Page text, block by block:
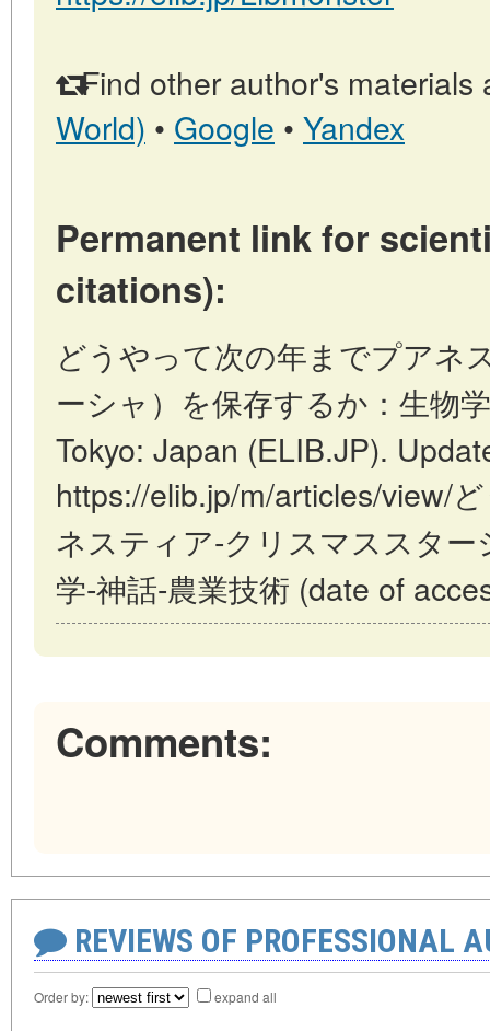
Find other author's materials
World) • Google • Yandex
Permanent link for
citations):
どうやって次の年までプアネ
ーシャ）を保存するか：生物
Tokyo: Japan (ELIB.JP).
https://elib.jp/m/articles/view/
ネスティア-クリスマススタ
学-神話-農業技術 (date of
Comments:
REVIEWS OF PROFESSIONAL
Order by: expand all